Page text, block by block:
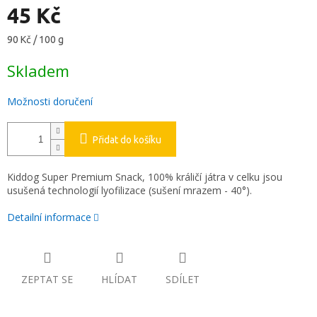
45 Kč
Měrná
90 Kč / 100 g
Skladem
Možnosti doručení
Přidat do košíku
Kiddog Super Premium Snack, 100% králičí játra v celku jsou
usušená technologií lyofilizace (sušení mrazem - 40°).
Detailní informace
ZEPTAT SE HLÍDAT SDÍLET